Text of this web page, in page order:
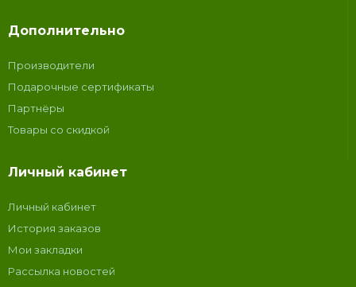
Дополнительно
Производители
Подарочные сертификаты
Партнёры
Товары со скидкой
Личный кабинет
Личный кабинет
История заказов
Мои закладки
Рассылка новостей